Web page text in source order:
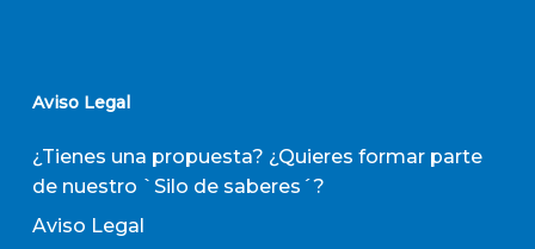
Aviso Legal
¿Tienes una propuesta? ¿Quieres formar parte
de nuestro `Silo de saberes´?
Aviso Legal